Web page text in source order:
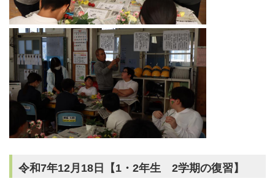
令和7年12月18日【1・2年生 2学期の復習】